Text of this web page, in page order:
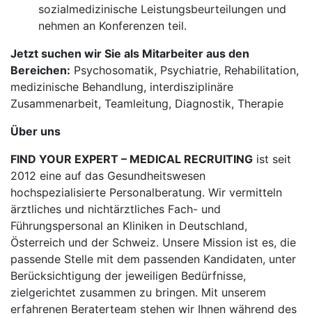
sozialmedizinische Leistungsbeurteilungen und
nehmen an Konferenzen teil.
Jetzt suchen wir Sie als Mitarbeiter aus den
Bereichen: Psychosomatik, Psychiatrie, Rehabilitation,
medizinische Behandlung, interdisziplinäre
Zusammenarbeit, Teamleitung, Diagnostik, Therapie
Über uns
FIND YOUR EXPERT – MEDICAL RECRUITING ist seit
2012 eine auf das Gesundheitswesen
hochspezialisierte Personalberatung. Wir vermitteln
ärztliches und nichtärztliches Fach- und
Führungspersonal an Kliniken in Deutschland,
Österreich und der Schweiz. Unsere Mission ist es, die
passende Stelle mit dem passenden Kandidaten, unter
Berücksichtigung der jeweiligen Bedürfnisse,
zielgerichtet zusammen zu bringen. Mit unserem
erfahrenen Beraterteam stehen wir Ihnen während des